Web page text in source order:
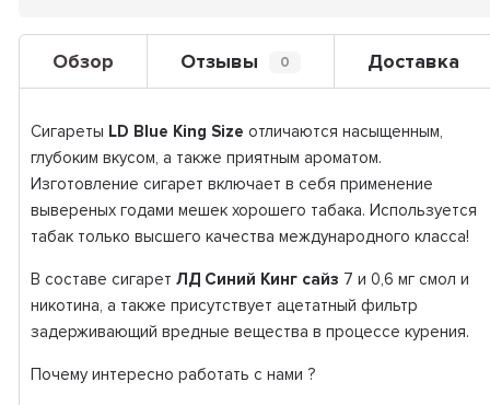
Обзор Отзывы 0 Доставка
Сигареты LD Blue King Size отличаются насыщенным,
глубоким вкусом, а также приятным ароматом.
Изготовление сигарет включает в себя применение
вывереных годами мешек хорошего табака. Используется
табак только высшего качества международного класса!
В составе сигарет ЛД Синий Кинг сайз 7 и 0,6 мг смол и
никотина, а также присутствует ацетатный фильтр
задерживающий вредные вещества в процессе курения.
Почему интересно работать с нами ?